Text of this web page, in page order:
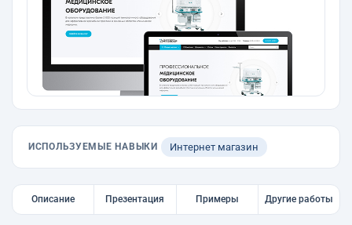
ИСПОЛЬЗУЕМЫЕ НАВЫКИ Интернет магазин
Описание Презентация Примеры Другие работы